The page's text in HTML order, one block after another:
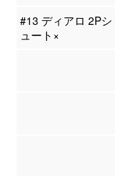
#13 ディアロ 2Pシ
ュート×